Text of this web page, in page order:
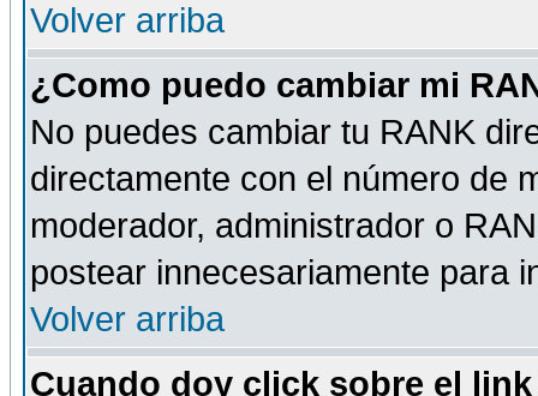
Volver arriba
¿Como puedo cambiar mi
No puedes cambiar tu RANK
directamente con el número de
moderador, administrador o
postear innecesariamente para
Volver arriba
Cuando doy click sobre el